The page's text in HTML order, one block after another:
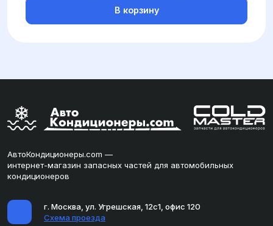
В корзину
АвтоКондиционеры.com —
интернет-магазин запасных частей для автомобильных
кондиционеров
г. Москва, ул. Угрешская, 12с1, офис 120
Схема проезда